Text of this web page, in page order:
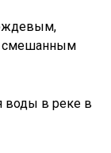
смешанным
воды в реке в